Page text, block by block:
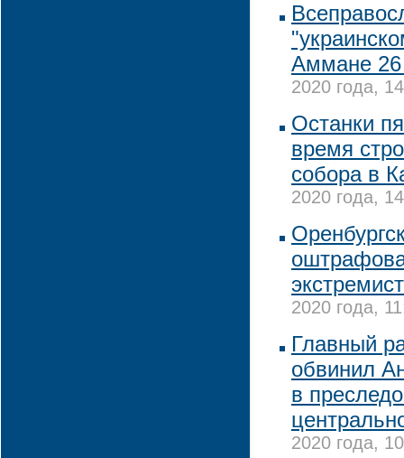
Аммане
2020 года,
Останки
время
собора в
2020 года,
2020 года,
Главный
обвинил
в
2020 года,